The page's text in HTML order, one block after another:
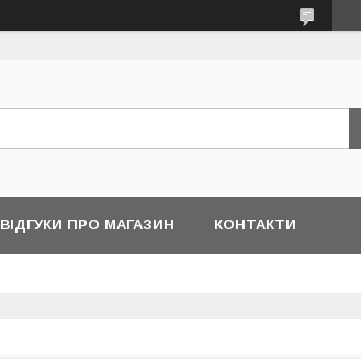
ВІДГУКИ ПРО МАГАЗИН КОНТАКТИ